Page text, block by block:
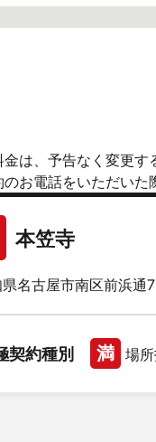
金は、予告なく変更す
のお電話をいただいた
本笠寺
名古屋市南区前浜通
契約種別 満 場